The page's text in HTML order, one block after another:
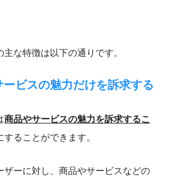
な特徴は以下の通りです。
ビスの魅力だけを訴求する
商品やサービスの魅力を訴求するこ
することができます。
ザーに対し、商品やサービスなどの